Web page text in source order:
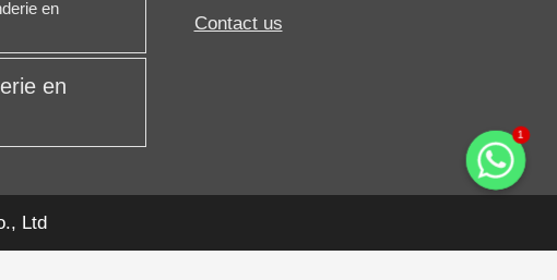
en
en
Contact us
Ltd
1